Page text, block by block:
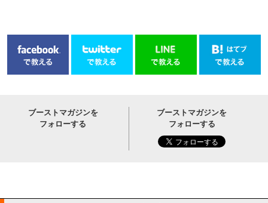
ブーストマガジンを
フォローする
ブーストマガジンを
フォローする